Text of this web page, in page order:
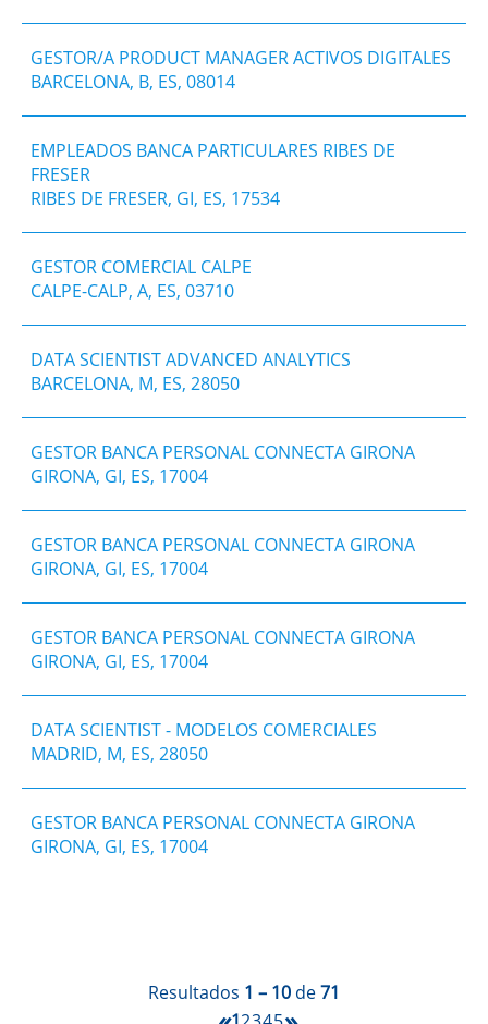
Resultados 1 – 10 de71
GESTOR/A PRODUCT MANAGER ACTIVOS DIGITALES
BARCELONA, B, ES, 08014
EMPLEADOS BANCA PARTICULARES RIBES DE
FRESER
RIBES DE FRESER, GI, ES, 17534
GESTOR COMERCIAL CALPE
CALPE-CALP, A, ES, 03710
DATA SCIENTIST ADVANCED ANALYTICS
BARCELONA, M, ES, 28050
​GESTOR BANCA PERSONAL CONNECTA GIRONA
GIRONA, GI, ES, 17004
GESTOR BANCA PERSONAL CONNECTA GIRONA
GIRONA, GI, ES, 17004
​GESTOR BANCA PERSONAL CONNECTA GIRONA
GIRONA, GI, ES, 17004
DATA SCIENTIST - MODELOS COMERCIALES
MADRID, M, ES, 28050
​GESTOR BANCA PERSONAL CONNECTA GIRONA
GIRONA, GI, ES, 17004